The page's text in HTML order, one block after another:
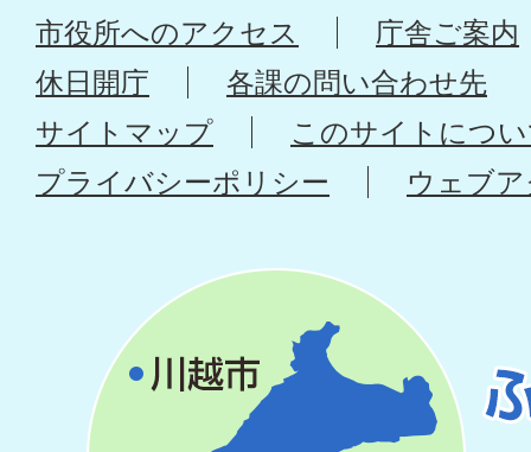
市役所へのアクセス
庁舎ご案内
休日開庁
各課の問い合わせ先
サイトマップ
このサイトにつ
プライバシーポリシー
ウェブ